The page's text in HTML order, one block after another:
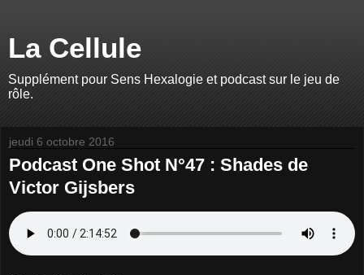
La Cellule
Supplément pour Sens Hexalogie et podcast sur le jeu de
rôle.
jeudi 6 octobre 2016
Podcast One Shot N°47 : Shades de
Victor Gijsbers